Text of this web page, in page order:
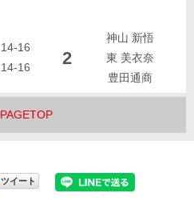
14-16
14-16
2
神山 新悟
東 美衣奈
豊田通商
PAGETOP